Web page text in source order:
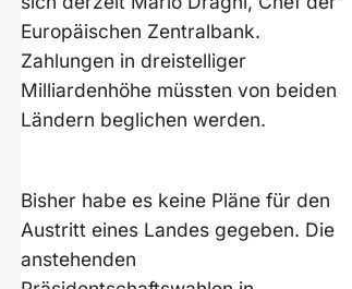
Europäischen Zentralbank.
Zahlungen in dreistelliger
Milliardenhöhe müssten von beiden
Ländern beglichen werden.
Bisher habe es keine Pläne für den
Austritt eines Landes gegeben. Die
anstehenden